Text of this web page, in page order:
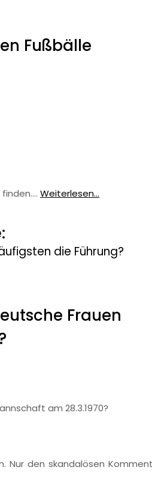
Fußbälle
Weiterlesen...
die Führung?
Frauen
am 28.3.1970?
Nur den skandalösen